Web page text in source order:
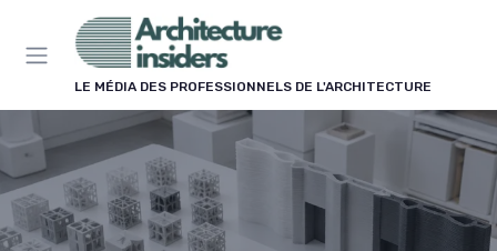
LE MÉDIA DES PROFESSIONNELS DE L'ARCHITECTURE
Panneau de gestion des cookies